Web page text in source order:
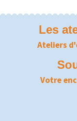
Les
Ateliers
Votre